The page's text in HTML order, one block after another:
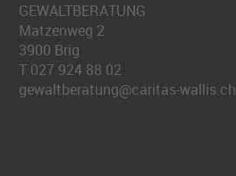
GEWALTBERATUNG
Matzenweg 2
3900 Brig
T 027 924 88 02
gewaltberatung@caritas-wallis.ch